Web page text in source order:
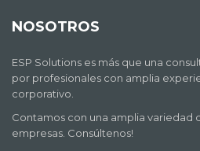
NOSOTROS
ESP Solutions es más que una
por profesionales con amplia
corporativo.
Contamos con una amplia variedad
empresas. Consúltenos!